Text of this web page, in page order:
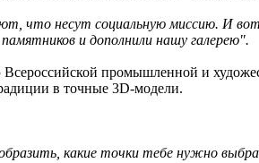
несут социальную миссию. И вот
и дополнили нашу галерею".
промышленной и
в точные 3D-модели.
какие точки тебе нужно